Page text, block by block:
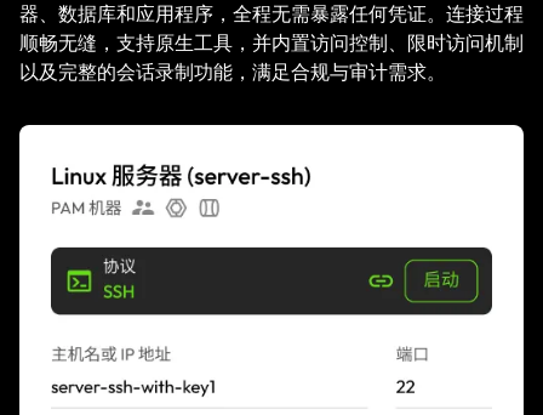
器、数据库和应用程序，全程无需暴露任何凭证。连接过程
顺畅无缝，支持原生工具，并内置访问控制、限时访问机制
以及完整的会话录制功能，满足合规与审计需求。